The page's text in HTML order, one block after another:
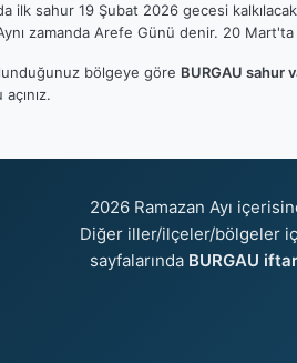
ilk sahur 19 Şubat 2026 gecesi
zamanda Arefe Günü denir. 20 Mart'ta
bölgeye göre BURGAU sahur
2026 Ramazan Ayı
Diğer iller/ilçeler/bölgeler
sayfalarında BURGAU iftar